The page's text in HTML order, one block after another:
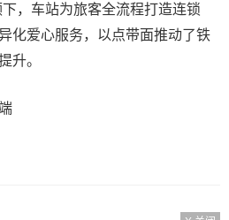
，车站为旅客全流程打造连锁
化爱心服务，以点带面推动了铁
升。